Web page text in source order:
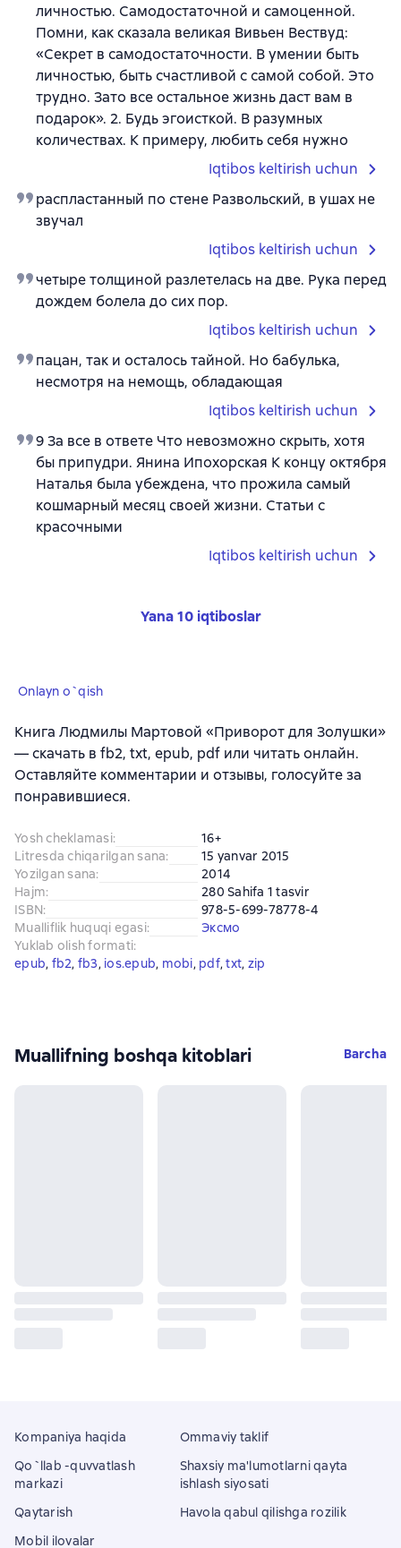
личностью. Самодостаточной и самоценной.
Помни, как сказала великая Вивьен Вествуд:
«Секрет в самодостаточности. В умении быть
личностью, быть счастливой с самой собой. Это
трудно. Зато все остальное жизнь даст вам в
подарок». 2. Будь эгоисткой. В разумных
количествах. К примеру, любить себя нужно
Iqtibos keltirish uchun
распластанный по стене Развольский, в ушах не
звучал
Iqtibos keltirish uchun
четыре толщиной разлетелась на две. Рука перед
дождем болела до сих пор.
Iqtibos keltirish uchun
пацан, так и осталось тайной. Но бабулька,
несмотря на немощь, обладающая
Iqtibos keltirish uchun
9 За все в ответе Что невозможно скрыть, хотя
бы припудри. Янина Ипохорская К концу октября
Наталья была убеждена, что прожила самый
кошмарный месяц своей жизни. Статьи с
красочными
Iqtibos keltirish uchun
Yana 10 iqtiboslar
Onlayn o`qish
Книга Людмилы Мартовой «Приворот для Золушки»
— скачать в fb2, txt, epub, pdf или читать онлайн.
Оставляйте комментарии и отзывы, голосуйте за
понравившиеся.
Yosh cheklamasi:
16+
Litresda chiqarilgan sana:
15 yanvar 2015
Yozilgan sana:
2014
Hajm:
280 Sahifa 1 tasvir
ISBN:
978-5-699-78778-4
Mualliflik huquqi egasi:
Эксмо
Yuklab olish formati:
epub, fb2, fb3, ios.epub, mobi, pdf, txt, zip
Muallifning boshqa kitoblari Barcha
Kompaniya haqida
Qo`llab -quvvatlash
markazi
Qaytarish
Mobil ilovalar
Ommaviy taklif
Shaxsiy ma'lumotlarni qayta
ishlash siyosati
Havola qabul qilishga rozilik